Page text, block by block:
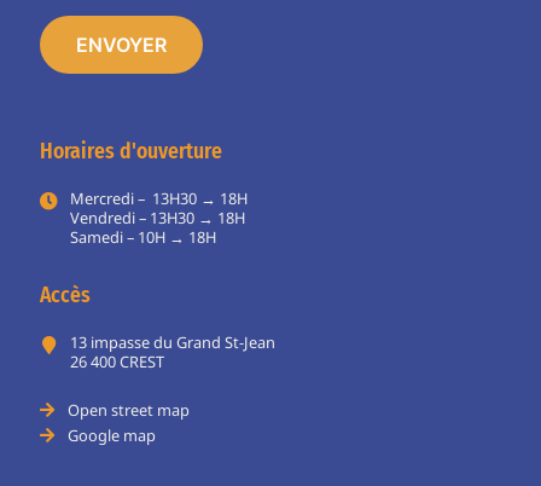
Horaires d'ouverture
Mercredi – 13H30 → 18H
Vendredi – 13H30 → 18H
Samedi – 10H → 18H
Accès
13 impasse du Grand St-Jean
26 400 CREST
Open street map
Google map